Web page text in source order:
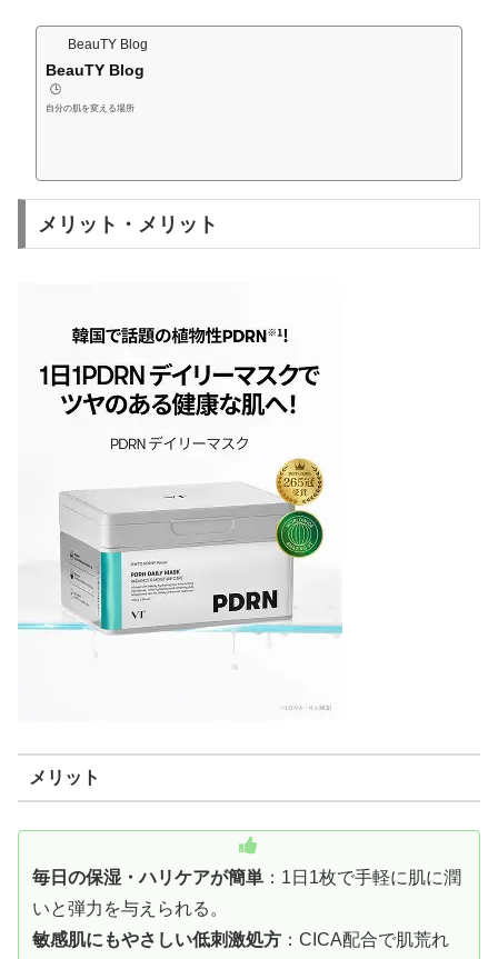
BeauTY Blog
BeauTY Blog
🕒️
自分の肌を変える場所
メリット・メリット
メリット
毎日の保湿・ハリケアが簡単 ：1日1枚で手軽に肌に潤
いと弾力を与えられる。
敏感肌にもやさしい低刺激処方 ：CICA配合で肌荒れ